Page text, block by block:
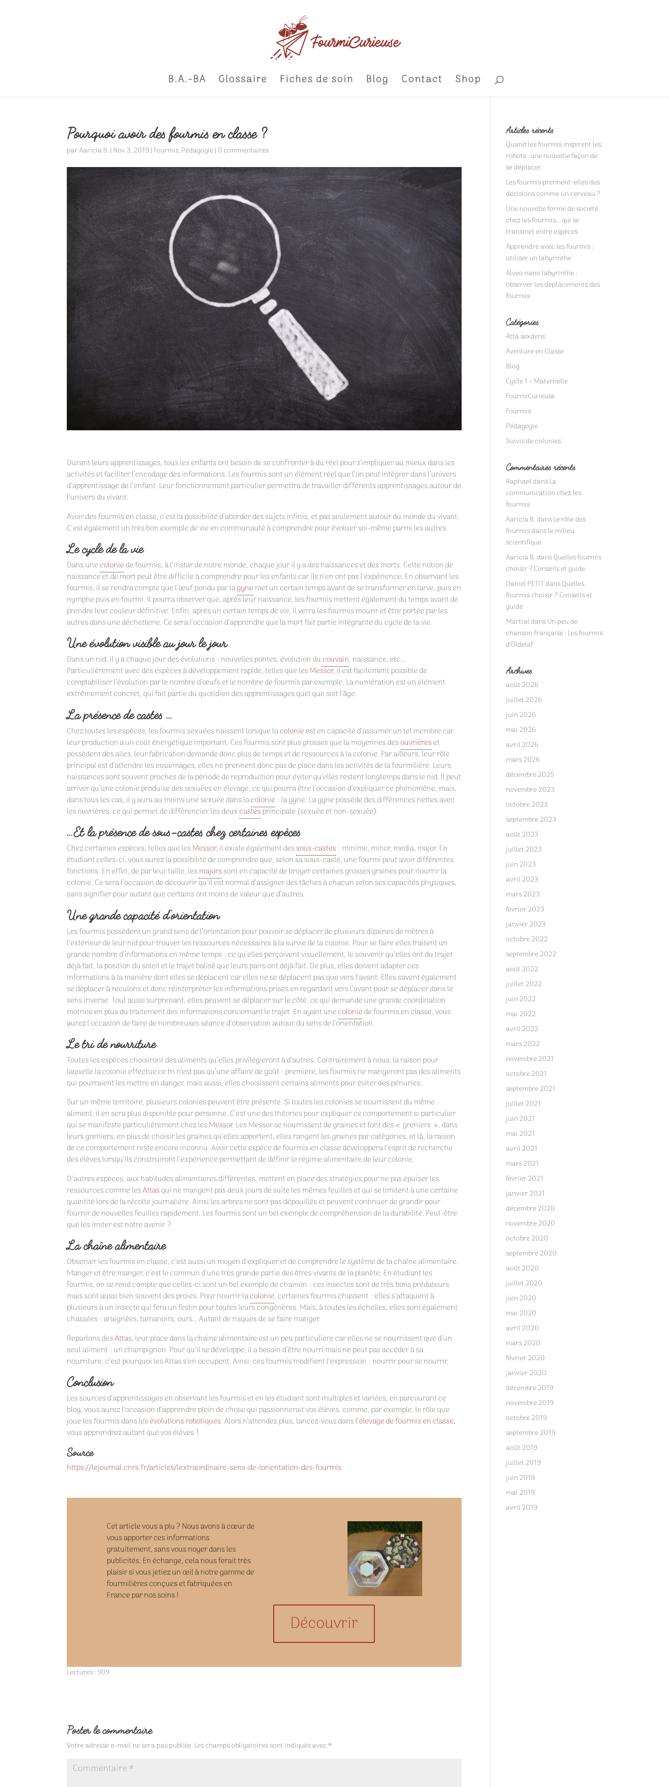
B.A.-BA Glossaire Fiches de soin Blog Contact Shop
Pourquoi avoir des fourmis en classe ?
parAaricia B. | Nov 3, 2019 | Fourmis,Pédagogie | 0 commentaires
Durant leurs apprentissages, tous les enfants ont besoin de se confronter à du réel pour s’impliquer au mieux dans les
activités et faciliter l’encodage des informations. Les fourmis sont un élément réel que l’on peut intégrer dans l’univers
d’apprentissage de l’enfant. Leur fonctionnement particulier permettra de travailler différents apprentissages autour de
l’univers du vivant.
Avoir des fourmis en classe, c’est la possibilité d’aborder des sujets infinis, et pas seulement autour du monde du vivant.
C’est également un très bon exemple de vie en communauté à comprendre pour évoluer soi-même parmi les autres.
Le cycle de la vie
Dans unecoloniede fourmis, à l’instar de notre monde, chaque jour il y a des naissances et des morts. Cette notion de
naissance et de mort peut être difficile à comprendre pour les enfants car ils n’en ont pas l’expérience. En observant les
fourmis, il se rendra compte que l’œuf pondu par lagynemet un certain temps avant de se transformer en larve, puis en
nymphe puis en fourmi. Il pourra observer que, après leur naissance, les fourmis mettent également du temps avant de
prendre leur couleur définitive. Enfin, après un certain temps de vie, il verra les fourmis mourir et être portée par les
autres dans une déchetterie. Ce sera l’occasion d’apprendre que la mort fait partie intégrante du cycle de la vie.
Une évolution visible au jour le jour
Dans un nid, il y a chaque jour des évolutions : nouvelles pontes, évolution ducouvain, naissance, etc…
Particulièrement avec des espèces à développement rapide, telles que lesMessor, il est facilement possible de
comptabiliser l’évolution par le nombre d’œufs et le nombre de fourmis par exemple. La numération est un élément
extrêmement concret, qui fait partie du quotidien des apprentissages quel que soit l’âge.
La présence de castes …
Chez toutes les espèces, les fourmis sexuées naissent lorsque lacolonieest en capacité d’assumer un tel membre car
leur production a un coût énergétique important. Ces fourmis sont plus grosses que la moyennes desouvrièreset
possèdent des ailes, leur fabrication demande donc plus de temps et de ressources à la colonie. Par ailleurs, leur rôle
principal est d’attendre les essaimages, elles ne prennent donc pas de place dans les activités de la fourmilière. Leurs
naissances sont souvent proches de la période de reproduction pour éviter qu’elles restent longtemps dans le nid. Il peut
arriver qu’une colonie produise des sexuées en élevage, ce qui pourra être l’occasion d’expliquer ce phénomène, mais,
dans tous les cas, il y aura au moins une sexuée dans lacolonie : la gyne. La gyne possède des différences nettes avec
les ouvrières, ce qui permet de différencier les deuxcastesprincipale (sexuée et non-sexuée).
…Et la présence de sous-castes chez certaines espèces
Chez certaines espèces, telles que lesMessor, il existe également dessous-castes : minime, minor, media, major. En
étudiant celles-ci, vous aurez la possibilité de comprendre que, selon sa sous-caste, une fourmi peut avoir différentes
fonctions. En effet, de par leur taille, lesmajorssont en capacité de broyer certaines grosses graines pour nourrir la
colonie. Ce sera l’occasion de découvrir qu’il est normal d’assigner des tâches à chacun selon ses capacités physiques,
sans signifier pour autant que certains ont moins de valeur que d’autres.
Une grande capacité d’orientation
Les fourmis possèdent un grand sens de l’orientation pour pouvoir se déplacer de plusieurs dizaines de mètres à
l’extérieur de leur nid pour trouver les ressources nécessaires à la survie de la colonie. Pour se faire elles traitent un
grande nombre d’informations en même temps : ce qu’elles perçoivent visuellement, le souvenir qu’elles ont du trajet
déjà fait, la position du soleil et le trajet balisé que leurs pairs ont déjà fait. De plus, elles doivent adapter ces
informations à la manière dont elles se déplacent car elles ne se déplacent pas que vers l’avant. Elles savent également
se déplacer à reculons et donc réinterpréter les informations prises en regardant vers l’avant pour se déplacer dans le
sens inverse. Tout aussi surprenant, elles peuvent se déplacer sur le côté, ce qui demande une grande coordination
motrice en plus du traitement des informations concernant le trajet. En ayant unecoloniede fourmis en classe, vous
aurez l’occasion de faire de nombreuses séance d’observation autour du sens de l’orientation.
Le tri de nourriture
Toutes les espèces choisiront des aliments qu’elles privilégieront à d’autres. Contrairement à nous, la raison pour
laquelle la colonie effectue ce tri n’est pas qu’une affaire de goût : première, les fourmis ne mangeront pas des aliments
qui pourraient les mettre en danger, mais aussi, elles choisissent certains aliments pour éviter des pénuries.
Sur un même territoire, plusieurs colonies peuvent être présente. Si toutes les colonies se nourrissent du même
aliment, il en sera plus disponible pour personne. C’est une des théories pour expliquer ce comportement si particulier
qui se manifeste particulièrement chez lesMessor. Les Messor se nourrissent de graines et font des « greniers », dans
leurs greniers, en plus de choisir les graines qu’elles apportent, elles rangent les graines par catégories, et là, la raison
de ce comportement reste encore inconnu. Avoir cette espèce de fourmis en classe développera l’esprit de recherche
des élèves lorsqu’ils construiront l’expérience permettant de définir le régime alimentaire de leur colonie.
D’autres espèces, aux habitudes alimentaires différentes, mettent en place des stratégies pour ne pas épuiser les
ressources comme lesAttasqui ne mangent pas deux jours de suite les mêmes feuilles et qui se limitent à une certaine
quantité lors de la récolte journalière. Ainsi les arbres ne sont pas dépouillés et peuvent continuer de grandir pour
fournir de nouvelles feuilles rapidement. Les fourmis sont un bel exemple de compréhension de la durabilité. Peut-être
que les imiter est notre avenir ?
La chaîne alimentaire
Observer les fourmis en classe, c’est aussi un moyen d’expliquer et de comprendre le système de la chaîne alimentaire.
Manger et être manger, c’est le commun d’une très grande partie des êtres vivants de la planète. En étudiant les
fourmis, on se rend compte que celles-ci sont un bel exemple de chainon : ces insectes sont de très bons prédateurs
mais sont aussi bien souvent des proies. Pour nourrir lacolonie, certaines fourmis chassent : elles s’attaquent à
plusieurs à un insecte qui fera un festin pour toutes leurs congénères. Mais, à toutes les échelles, elles sont également
chassées : araignées, tamanoirs, ours… Autant de risques de se faire manger.
Reparlons desAttas, leur place dans la chaine alimentaire est un peu particulière car elles ne se nourrissent que d’un
seul aliment : un champignon. Pour qu’il se développe, il a besoin d’être nourri mais ne peut pas accéder à sa
nourriture, c’est pourquoi les Attas s’en occupent. Ainsi, ces fourmis modifient l’expression : nourrir pour se nourrir.
Conclusion
Les sources d’apprentissages en observant les fourmis et en les étudiant sont multiples et variées, en parcourant ce
blog, vous aurez l’occasion d’apprendre plein de chose qui passionnerait vos élèves, comme, par exemple, le rôle que
joue les fourmis dans lesévolutions robotiques. Alors n’attendez plus, lancez-vous dansl’élevage de fourmis en classe,
vous apprendrez autant que vos élèves !
Source
https://lejournal.cnrs.fr/articles/lextraordinaire-sens-de-lorientation-des-fourmis
Cet article vous a plu ? Nous avons à cœur de
vous apporter ces informations
gratuitement, sans vous noyer dans les
publicités. En échange, cela nous ferait très
plaisir si vous jetiez un œil à notre gamme de
fourmilières conçues et fabriquées en
France par nos soins !
Découvrir
Lectures : 909
Poster le commentaire
Votre adresse e-mail ne sera pas publiée. Les champs obligatoires sont indiqués avec*
Articles récents
Quand les fourmis inspirent les
robots : une nouvelle façon de
se déplacer
Les fourmis prennent-elles des
décisions comme un cerveau ?
Une nouvelle forme de société
chez les fourmis… qui se
transmet entre espèces
Apprendre avec les fourmis :
utiliser un labyrinthe
Alveo nano labyrinthe :
observer les déplacements des
fourmis
Catégories
Atta sexdens
Aventure en Classe
Blog
Cycle 1 – Maternelle
FourmiCurieuse
Fourmis
Pédagogie
Suivis de colonies
Commentaires récents
RaphaeldansLa
communication chez les
fourmis
Aaricia B.dansLe rôle des
fourmis dans le milieu
scientifique
Aaricia B.dansQuelles fourmis
choisir ? Conseils et guide
Daniel PETITdansQuelles
fourmis choisir ? Conseils et
guide
MartialdansUn peu de
chanson française : Les fourmis
d’Oldelaf
Archives
août 2026
juillet 2026
juin 2026
mai 2026
avril 2026
mars 2026
décembre 2025
novembre 2023
octobre 2023
septembre 2023
août 2023
juillet 2023
juin 2023
avril 2023
mars 2023
février 2023
janvier 2023
octobre 2022
septembre 2022
août 2022
juillet 2022
juin 2022
mai 2022
avril 2022
mars 2022
novembre 2021
octobre 2021
septembre 2021
juillet 2021
juin 2021
mai 2021
avril 2021
mars 2021
février 2021
janvier 2021
décembre 2020
novembre 2020
octobre 2020
septembre 2020
août 2020
juillet 2020
juin 2020
mai 2020
avril 2020
mars 2020
février 2020
janvier 2020
décembre 2019
novembre 2019
octobre 2019
septembre 2019
août 2019
juillet 2019
juin 2019
mai 2019
avril 2019